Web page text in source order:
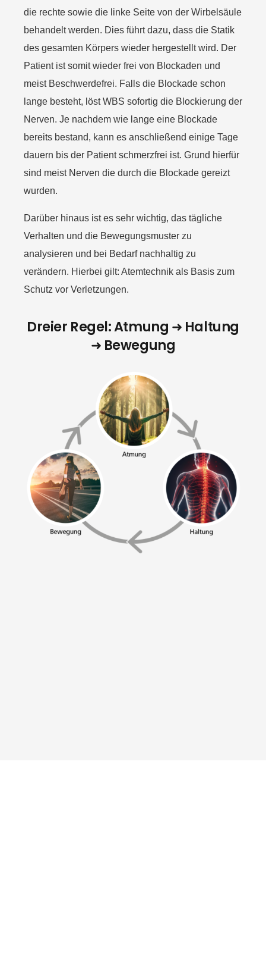
die rechte sowie die linke Seite von der Wirbelsäule
behandelt werden. Dies führt dazu, dass die Statik
des gesamten Körpers wieder hergestellt wird. Der
Patient ist somit wieder frei von Blockaden und
meist Beschwerdefrei. Falls die Blockade schon
lange besteht, löst WBS sofortig die Blockierung der
Nerven. Je nachdem wie lange eine Blockade
bereits bestand, kann es anschließend einige Tage
dauern bis der Patient schmerzfrei ist. Grund hierfür
sind meist Nerven die durch die Blockade gereizt
wurden.
Darüber hinaus ist es sehr wichtig, das tägliche
Verhalten und die Bewegungsmuster zu
analysieren und bei Bedarf nachhaltig zu
verändern. Hierbei gilt: Atemtechnik als Basis zum
Schutz vor Verletzungen.
Dreier Regel: Atmung ➜ Haltung
➜ Bewegung